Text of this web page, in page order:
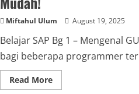
Miftahul Ulum August 19, 2025
Belajar SAP Bg 1 – Mengenal
bagi beberapa programmer
Read MoreRead
more